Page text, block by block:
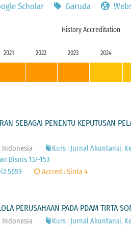
Scholar Garuda
History Accreditation
2021 2022 2023 2024
SEBAGAI PENENTU KEPUTUSAN
Indonesia
Kurs : Jurnal Akuntansi,
Bisnis 137-153
Accred : Sinta 4
PERUSAHAAN PADA PDAM TIRTA
Indonesia
Kurs : Jurnal Akuntansi,